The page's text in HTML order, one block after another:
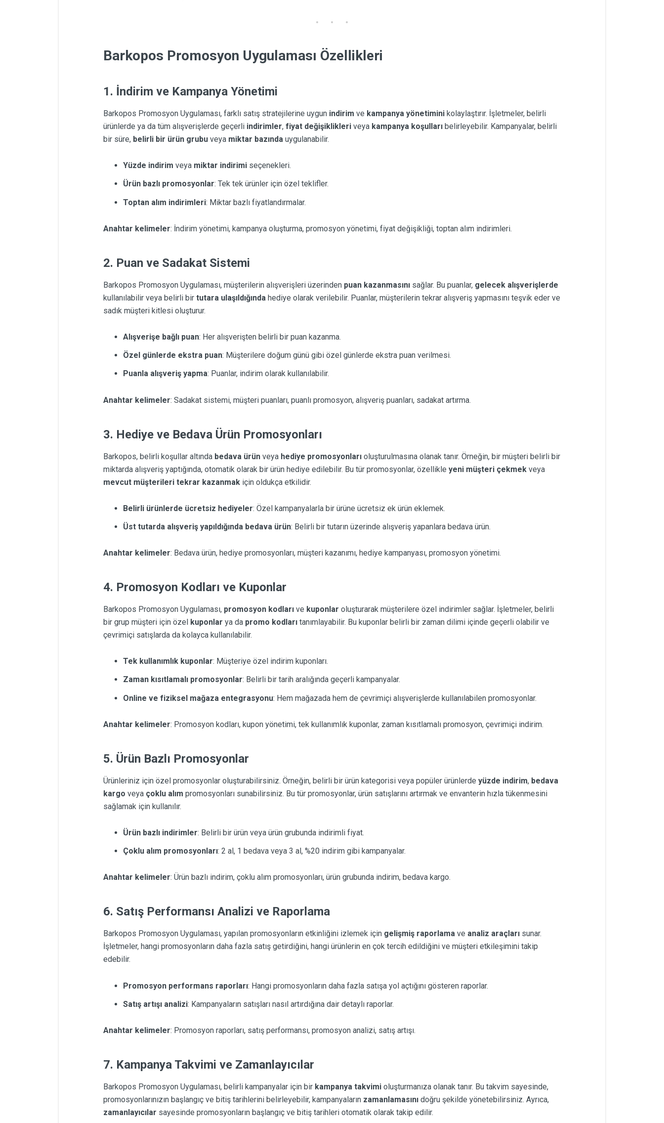
Barkopos Promosyon Uygulaması Özellikleri
1. İndirim ve Kampanya Yönetimi
Barkopos Promosyon Uygulaması, farklı satış stratejilerine uygun indirim ve kampanya yönetimini kolaylaştırır. İşletmeler, belirli
ürünlerde ya da tüm alışverişlerde geçerli indirimler, fiyat değişiklikleri veya kampanya koşulları belirleyebilir. Kampanyalar, belirli
bir süre, belirli bir ürün grubu veya miktar bazında uygulanabilir.
Yüzde indirim veya miktar indirimi seçenekleri.
Ürün bazlı promosyonlar: Tek tek ürünler için özel teklifler.
Toptan alım indirimleri: Miktar bazlı fiyatlandırmalar.
Anahtar kelimeler: İndirim yönetimi, kampanya oluşturma, promosyon yönetimi, fiyat değişikliği, toptan alım indirimleri.
2. Puan ve Sadakat Sistemi
Barkopos Promosyon Uygulaması, müşterilerin alışverişleri üzerinden puan kazanmasını sağlar. Bu puanlar, gelecek alışverişlerde
kullanılabilir veya belirli bir tutara ulaşıldığında hediye olarak verilebilir. Puanlar, müşterilerin tekrar alışveriş yapmasını teşvik eder ve
sadık müşteri kitlesi oluşturur.
Alışverişe bağlı puan: Her alışverişten belirli bir puan kazanma.
Özel günlerde ekstra puan: Müşterilere doğum günü gibi özel günlerde ekstra puan verilmesi.
Puanla alışveriş yapma: Puanlar, indirim olarak kullanılabilir.
Anahtar kelimeler: Sadakat sistemi, müşteri puanları, puanlı promosyon, alışveriş puanları, sadakat artırma.
3. Hediye ve Bedava Ürün Promosyonları
Barkopos, belirli koşullar altında bedava ürün veya hediye promosyonları oluşturulmasına olanak tanır. Örneğin, bir müşteri belirli bir
miktarda alışveriş yaptığında, otomatik olarak bir ürün hediye edilebilir. Bu tür promosyonlar, özellikle yeni müşteri çekmek veya
mevcut müşterileri tekrar kazanmak için oldukça etkilidir.
Belirli ürünlerde ücretsiz hediyeler: Özel kampanyalarla bir ürüne ücretsiz ek ürün eklemek.
Üst tutarda alışveriş yapıldığında bedava ürün: Belirli bir tutarın üzerinde alışveriş yapanlara bedava ürün.
Anahtar kelimeler: Bedava ürün, hediye promosyonları, müşteri kazanımı, hediye kampanyası, promosyon yönetimi.
4. Promosyon Kodları ve Kuponlar
Barkopos Promosyon Uygulaması, promosyon kodları ve kuponlar oluşturarak müşterilere özel indirimler sağlar. İşletmeler, belirli
bir grup müşteri için özel kuponlar ya da promo kodları tanımlayabilir. Bu kuponlar belirli bir zaman dilimi içinde geçerli olabilir ve
çevrimiçi satışlarda da kolayca kullanılabilir.
Tek kullanımlık kuponlar: Müşteriye özel indirim kuponları.
Zaman kısıtlamalı promosyonlar: Belirli bir tarih aralığında geçerli kampanyalar.
Online ve fiziksel mağaza entegrasyonu: Hem mağazada hem de çevrimiçi alışverişlerde kullanılabilen promosyonlar.
Anahtar kelimeler: Promosyon kodları, kupon yönetimi, tek kullanımlık kuponlar, zaman kısıtlamalı promosyon, çevrimiçi indirim.
5. Ürün Bazlı Promosyonlar
Ürünleriniz için özel promosyonlar oluşturabilirsiniz. Örneğin, belirli bir ürün kategorisi veya popüler ürünlerde yüzde indirim, bedava
kargo veya çoklu alım promosyonları sunabilirsiniz. Bu tür promosyonlar, ürün satışlarını artırmak ve envanterin hızla tükenmesini
sağlamak için kullanılır.
Ürün bazlı indirimler: Belirli bir ürün veya ürün grubunda indirimli fiyat.
Çoklu alım promosyonları: 2 al, 1 bedava veya 3 al, %20 indirim gibi kampanyalar.
Anahtar kelimeler: Ürün bazlı indirim, çoklu alım promosyonları, ürün grubunda indirim, bedava kargo.
6. Satış Performansı Analizi ve Raporlama
Barkopos Promosyon Uygulaması, yapılan promosyonların etkinliğini izlemek için gelişmiş raporlama ve analiz araçları sunar.
İşletmeler, hangi promosyonların daha fazla satış getirdiğini, hangi ürünlerin en çok tercih edildiğini ve müşteri etkileşimini takip
edebilir.
Promosyon performans raporları: Hangi promosyonların daha fazla satışa yol açtığını gösteren raporlar.
Satış artışı analizi: Kampanyaların satışları nasıl artırdığına dair detaylı raporlar.
Anahtar kelimeler: Promosyon raporları, satış performansı, promosyon analizi, satış artışı.
7. Kampanya Takvimi ve Zamanlayıcılar
Barkopos Promosyon Uygulaması, belirli kampanyalar için bir kampanya takvimi oluşturmanıza olanak tanır. Bu takvim sayesinde,
promosyonlarınızın başlangıç ve bitiş tarihlerini belirleyebilir, kampanyaların zamanlamasını doğru şekilde yönetebilirsiniz. Ayrıca,
zamanlayıcılar sayesinde promosyonların başlangıç ve bitiş tarihleri otomatik olarak takip edilir.